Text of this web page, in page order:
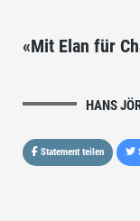
«Mit Elan für
HANS
Statement teilen